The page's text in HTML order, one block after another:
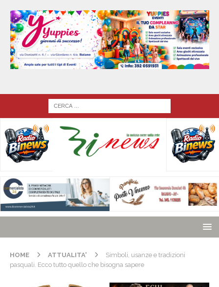
HOME ATTUALITA'
Simboli, usanze e tradizioni
pasquali. Ecco tutto quello che bisogna sapere